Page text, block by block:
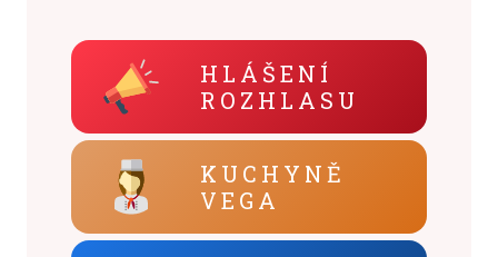
HLÁŠENÍ
ROZHLASU
KUCHYNĚ
VEGA